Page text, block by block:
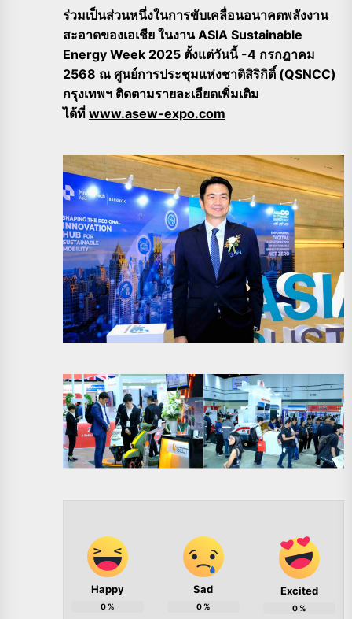
ร่วมเป็นส่วนหนึ่งในการขับเคลื่อนอนาคตพลังงาน
สะอาดของเอเชีย ในงาน ASIA Sustainable
Energy Week 2025 ตั้งแต่วันนี้ -4 กรกฎาคม
2568 ณ ศูนย์การประชุมแห่งชาติสิริกิติ์ (QSNCC)
กรุงเทพฯ ติดตามรายละเอียดเพิ่มเติม
ได้ที่ www.asew-expo.com
Happy
0%
Sad
0%
Excited
0%